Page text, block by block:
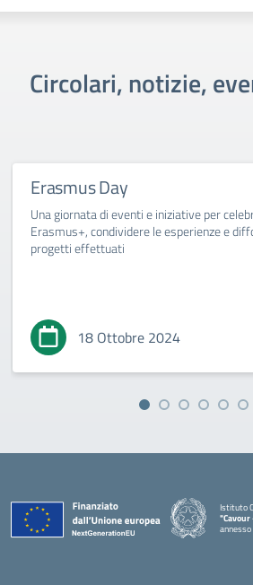
Circolari, notizie,
Erasmus Day
Una giornata di eventi e iniziative per
Erasmus+, condividere le esperienze e
progetti effettuati
18 Ottobre 2024
Istituto